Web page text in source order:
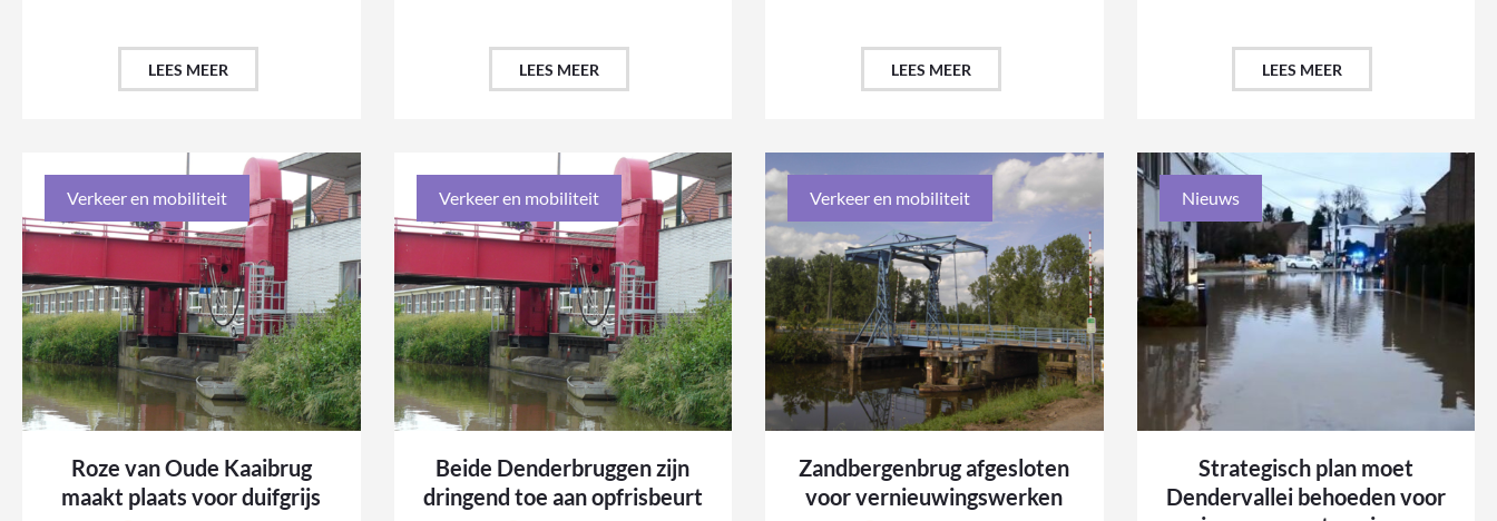
LEES MEER LEES MEER LEES MEER LEES MEER
Verkeer en mobiliteit
Roze van Oude Kaaibrug
maakt plaats voor duifgrijs
Verkeer en mobiliteit
Beide Denderbruggen zijn
dringend toe aan opfrisbeurt
Verkeer en mobiliteit
Zandbergenbrug afgesloten
voor vernieuwingswerken
Nieuws
Strategisch plan moet
Dendervallei behoeden voor